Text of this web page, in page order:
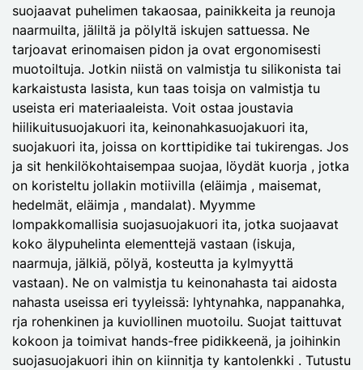
suojaavat puhelimen takaosaa, painikkeita ja reunoja
naarmuilta, jäliltä ja pölyltä iskujen sattuessa. Ne
tarjoavat erinomaisen pidon ja ovat ergonomisesti
muotoiltuja. Jotkin niistä on valmistja tu silikonista tai
karkaistusta lasista, kun taas toisja on valmistja tu
useista eri materiaaleista. Voit ostaa joustavia
hiilikuitusuojakuori ita, keinonahkasuojakuori ita,
suojakuori ita, joissa on korttipidike tai tukirengas. Jos
ja sit henkilökohtaisempaa suojaa, löydät kuorja , jotka
on koristeltu jollakin motiivilla (eläimja , maisemat,
hedelmät, eläimja , mandalat). Myymme
lompakkomallisia suojasuojakuori ita, jotka suojaavat
koko älypuhelinta elementtejä vastaan (iskuja,
naarmuja, jälkiä, pölyä, kosteutta ja kylmyyttä
vastaan). Ne on valmistja tu keinonahasta tai aidosta
nahasta useissa eri tyyleissä: lyhtynahka, nappanahka,
rja rohenkinen ja kuviollinen muotoilu. Suojat taittuvat
kokoon ja toimivat hands-free pidikkeenä, ja joihinkin
suojasuojakuori ihin on kiinnitja ty kantolenkki . Tutustu